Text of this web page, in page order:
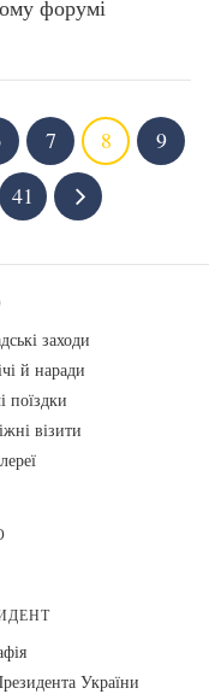
форумі
7 8
9
41
заходи
й наради
поїздки
візити
України